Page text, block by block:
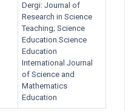
Dergi: Journal of
Research in Science
Teaching; Science
Education Science
Education
International Journal
of Science and
Mathematics
Education